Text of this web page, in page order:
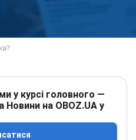
у курсі головного —
Новини на OBOZ.UA у